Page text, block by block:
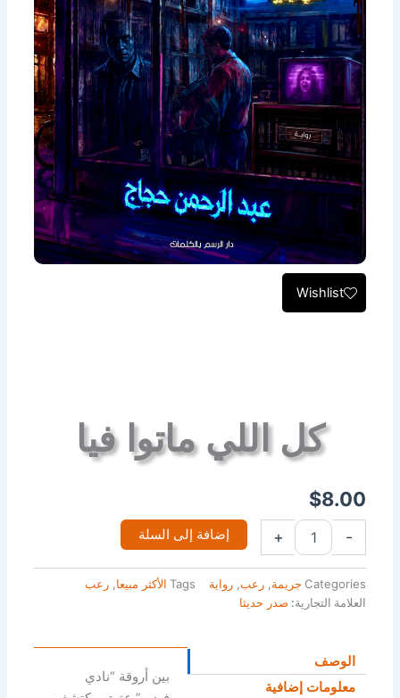
Wishlist
كل اللي ماتوا فيا
$8.00
-
+ إضافة إلى السلة
Categories جريمة رعب, رواية Tags الأكثر مبيعا رعب
العلامة التجارية: صدر حديثا
الوصف
معلومات إضافية
بين أروقة “نادي